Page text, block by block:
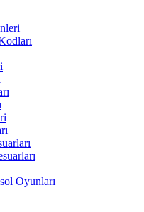
Oyunları